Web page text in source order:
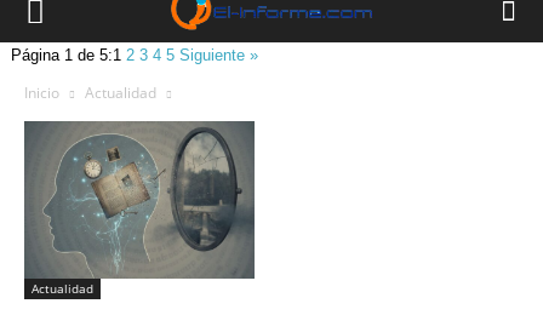
Página 1 de 5:12 3 4 5 Siguiente »
Inicio Actualidad
Actualidad